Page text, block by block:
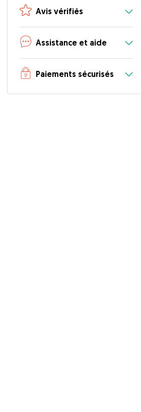
Avis vérifiés
Assistance et aide
Paiements sécurisés